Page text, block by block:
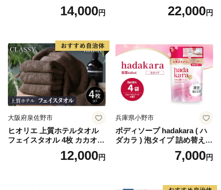
り×12セット)【1256759】
14,000円
パー（ダブル）64ロール(8ロ
ール×8パック) 開成町 トイレ
蓄 防災 エコ 消耗品 生活雑貨
生活用品 無香料 トイレット
ペーパー ダブル といれっと
ぺーぱー トイレ クレシア ト
イレットペーパー [BDBH002
-1]
22,000円
大阪府泉佐野市
ヒオリエ 上質ホテルタオル
フェイスタオル 4枚 カカオ
【タオル 泉州タオル 吸水 普
段使い 無地 シンプル 日用品
12,000円
兵庫県小野市
ボディソープ hadakara ( ハ
ダカラ ) 泡タイプ 詰め替え 4
40ml×4袋 ボディーソープ 泡
ボディソープ 泡 日用品 消耗
泡石鹸 石鹸 兵庫 兵庫県 小野
7,000円